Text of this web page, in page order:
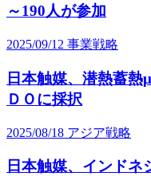
～190人が参加
2025/09/12 事業戦略
日本触媒、潜熱蓄熱
ＤＯに採択
2025/08/18 アジア戦略
日本触媒、インド